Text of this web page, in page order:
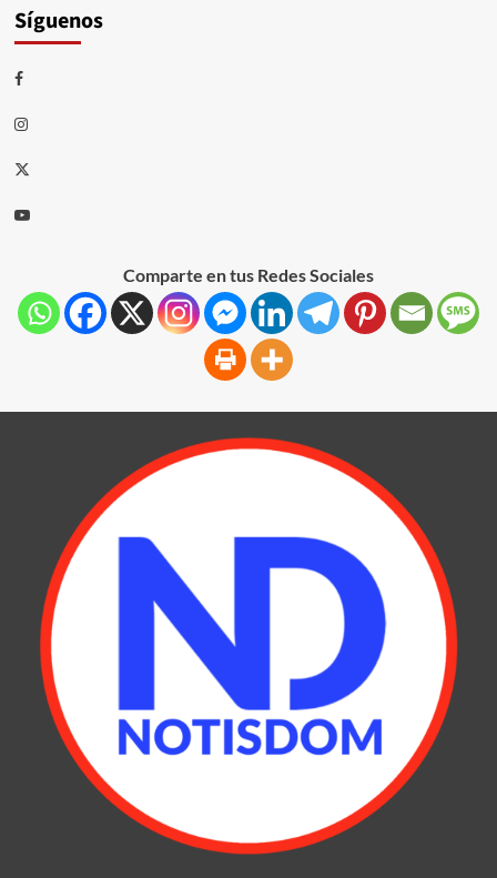
Síguenos
Comparte en tus Redes Sociales